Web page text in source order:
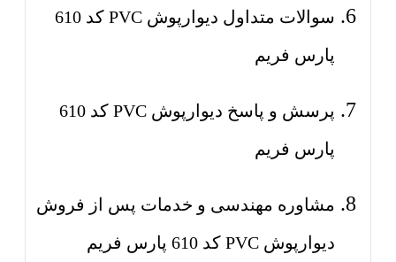
سوالات متداول دیوارپوش PVC کد 610
پارس فریم
پرسش و پاسخ دیوارپوش PVC کد 610
پارس فریم
مشاوره مهندسی و خدمات پس از فروش
دیوارپوش PVC کد 610 پارس فریم